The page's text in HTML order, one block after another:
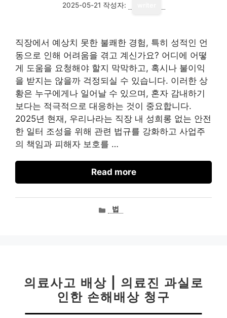
2025-05-21 작성자:
직장에서 예상치 못한 불쾌한 경험, 특히 성적인 언
동으로 인해 어려움을 겪고 계신가요? 어디에 어떻
게 도움을 요청해야 할지 막막하고, 혹시나 불이익
을 받지는 않을까 걱정되실 수 있습니다. 이러한 상
황은 누구에게나 일어날 수 있으며, 혼자 감내하기
보다는 적극적으로 대응하는 것이 중요합니다.
2025년 현재, 우리나라는 직장 내 성희롱 없는 안전
한 일터 조성을 위해 관련 법규를 강화하고 사업주
의 책임과 피해자 보호를 …
Read more
카법
의료사고 배상 | 의료진 과실로
인한 손해배상 청구